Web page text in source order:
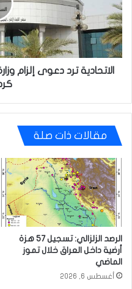
وزارة
المالية
بصرف
رواتب
موظفي
كردستان
الاتحادية ترد دعوى إلزام
مقالات ذات صلة
الرصد الزلزالي: تسجيل 57 هزة
أرضية داخل العراق خلال تموز
الماضي
أغسطس 6, 2026